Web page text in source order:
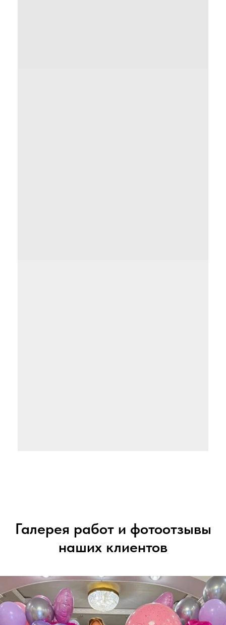
Галерея работ и фотоотзывы
наших клиентов